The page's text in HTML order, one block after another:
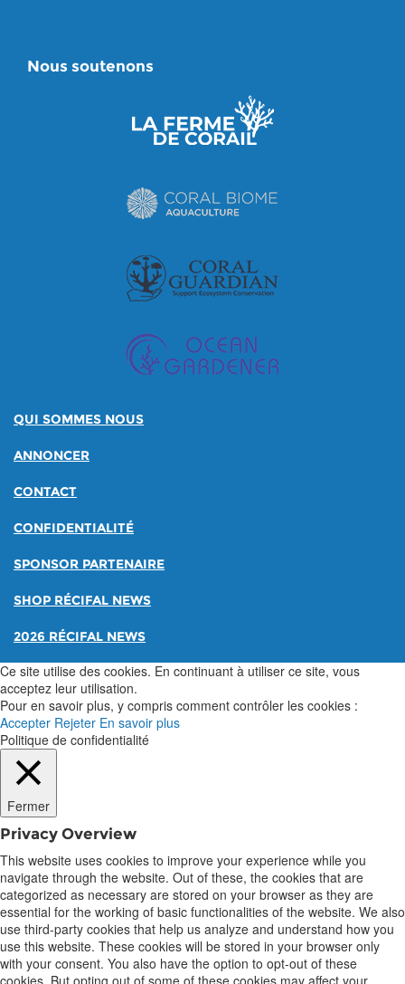
Nous soutenons
QUI SOMMES NOUS
ANNONCER
CONTACT
CONFIDENTIALITÉ
SPONSOR PARTENAIRE
SHOP RÉCIFAL NEWS
2026 RÉCIFAL NEWS
Ce site utilise des cookies. En continuant à utiliser ce site, vous
acceptez leur utilisation.
Pour en savoir plus, y compris comment contrôler les cookies :
Accepter Rejeter En savoir plus
Politique de confidentialité
Fermer
Privacy Overview
This website uses cookies to improve your experience while you
navigate through the website. Out of these, the cookies that are
categorized as necessary are stored on your browser as they are
essential for the working of basic functionalities of the website. We also
use third-party cookies that help us analyze and understand how you
use this website. These cookies will be stored in your browser only
with your consent. You also have the option to opt-out of these
cookies. But opting out of some of these cookies may affect your